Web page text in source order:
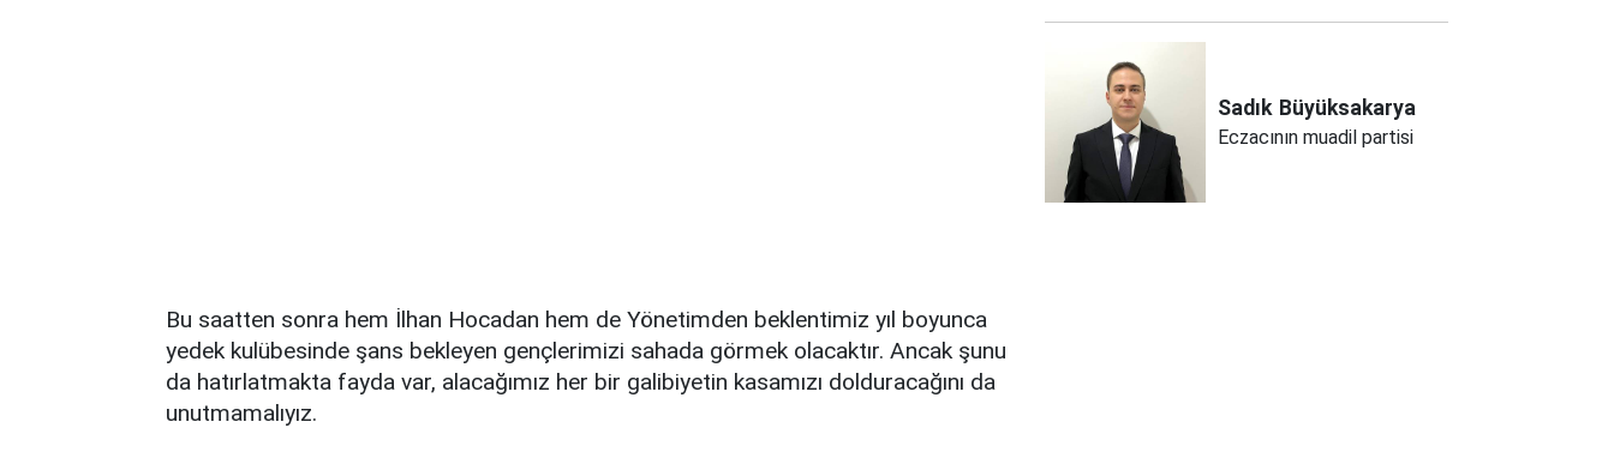
Bu saatten sonra hem İlhan Hocadan hem de Yönetimden beklentimiz yıl boyunca
yedek kulübesinde şans bekleyen gençlerimizi sahada görmek olacaktır. Ancak şunu
da hatırlatmakta fayda var, alacağımız her bir galibiyetin kasamızı dolduracağını da
unutmamalıyız.
Sadık Büyüksakarya
Eczacının muadil partisi